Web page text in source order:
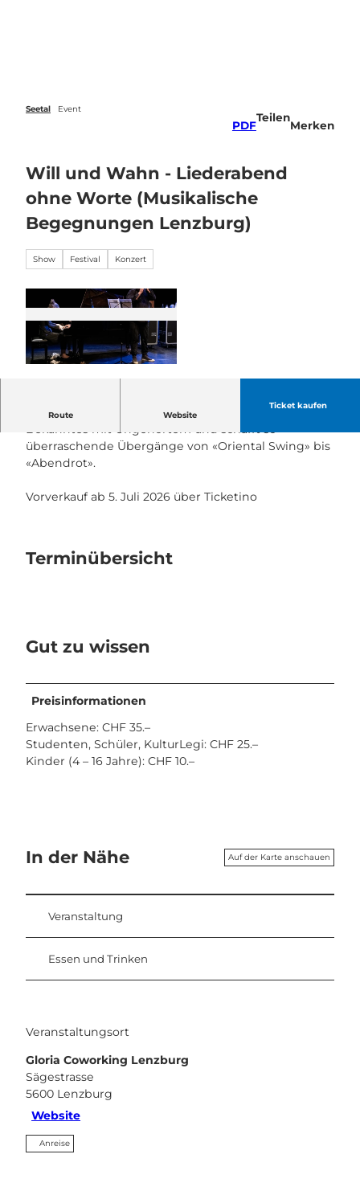
Seetal Event
PDF
Teilen
Merken
Will und Wahn - Liederabend
ohne Worte (Musikalische
Begegnungen Lenzburg)
Show Festival Konzert
Route Website
Ticket kaufen
Das Duo Flury/Keller verbindet Klassik mit Jazz,
Bekanntes mit Ungehörtem und schafft so
überraschende Übergänge von «Oriental Swing» bis
«Abendrot».
Vorverkauf ab 5. Juli 2026 über Ticketino
Terminübersicht
Gut zu wissen
Preisinformationen
Erwachsene: CHF 35.–
Studenten, Schüler, KulturLegi: CHF 25.–
Kinder (4 – 16 Jahre): CHF 10.–
In der Nähe Auf der Karte anschauen
Veranstaltung
Essen und Trinken
Veranstaltungsort
Gloria Coworking Lenzburg
Sägestrasse
5600 Lenzburg
Website
Anreise